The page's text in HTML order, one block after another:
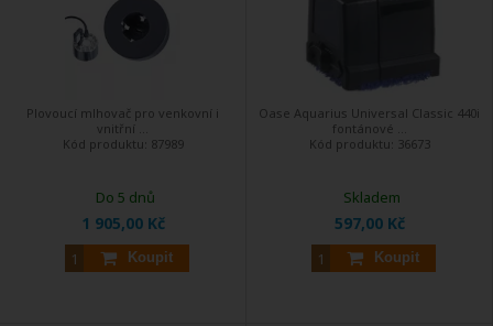
Plovoucí mlhovač pro venkovní i
vnitřní ...
Kód produktu: 87989
1 905,00 Kč
Koupit
Do 5 dnů
Oase Aquarius Universal Classic 440i
fontánové ...
Kód produktu: 36673
597,00 Kč
Koupit
Skladem